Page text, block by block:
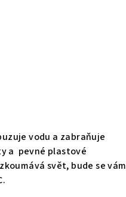
vodu a zabraňuje
a pevné plastové
svět, bude se vám